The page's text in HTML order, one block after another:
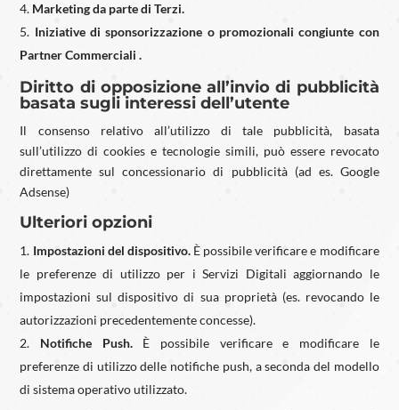
Marketing da parte di Terzi.
Iniziative di sponsorizzazione o promozionali congiunte con
Partner Commerciali .
Diritto di opposizione all’invio di pubblicità
basata sugli interessi dell’utente
Il consenso relativo all’utilizzo di tale pubblicità, basata
sull’utilizzo di cookies e tecnologie simili, può essere revocato
direttamente sul concessionario di pubblicità (ad es. Google
Adsense)
Ulteriori opzioni
Impostazioni del dispositivo.È possibile verificare e modificare
le preferenze di utilizzo per i Servizi Digitali aggiornando le
impostazioni sul dispositivo di sua proprietà (es. revocando le
autorizzazioni precedentemente concesse).
Notifiche Push.È possibile verificare e modificare le
preferenze di utilizzo delle notifiche push, a seconda del modello
di sistema operativo utilizzato.